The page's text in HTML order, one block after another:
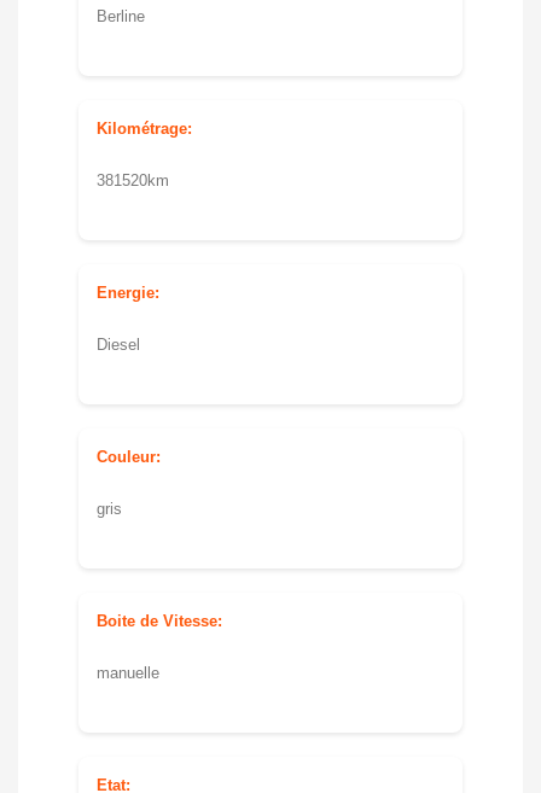
Berline
Kilométrage:
381520km
Energie:
Diesel
Couleur:
gris
Boite de Vitesse:
manuelle
Etat: